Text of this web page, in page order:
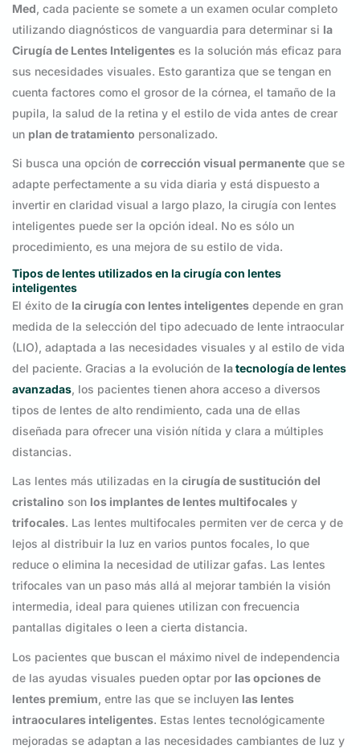
Med, cada paciente se somete a un examen ocular completo
utilizando diagnósticos de vanguardia para determinar si la
Cirugía de Lentes Inteligentes es la solución más eficaz para
sus necesidades visuales. Esto garantiza que se tengan en
cuenta factores como el grosor de la córnea, el tamaño de la
pupila, la salud de la retina y el estilo de vida antes de crear
un plan de tratamiento personalizado.
Si busca una opción de corrección visual permanente que se
adapte perfectamente a su vida diaria y está dispuesto a
invertir en claridad visual a largo plazo, la cirugía con lentes
inteligentes puede ser la opción ideal. No es sólo un
procedimiento, es una mejora de su estilo de vida.
Tipos de lentes utilizados en la cirugía con lentes
inteligentes
El éxito de la cirugía con lentes inteligentes depende en gran
medida de la selección del tipo adecuado de lente intraocular
(LIO), adaptada a las necesidades visuales y al estilo de vida
del paciente. Gracias a la evolución de latecnología de lentes
avanzadas, los pacientes tienen ahora acceso a diversos
tipos de lentes de alto rendimiento, cada una de ellas
diseñada para ofrecer una visión nítida y clara a múltiples
distancias.
Las lentes más utilizadas en la cirugía de sustitución del
cristalino son los implantes de lentes multifocales y
trifocales. Las lentes multifocales permiten ver de cerca y de
lejos al distribuir la luz en varios puntos focales, lo que
reduce o elimina la necesidad de utilizar gafas. Las lentes
trifocales van un paso más allá al mejorar también la visión
intermedia, ideal para quienes utilizan con frecuencia
pantallas digitales o leen a cierta distancia.
Los pacientes que buscan el máximo nivel de independencia
de las ayudas visuales pueden optar por las opciones de
lentes premium, entre las que se incluyen las lentes
intraoculares inteligentes. Estas lentes tecnológicamente
mejoradas se adaptan a las necesidades cambiantes de luz y